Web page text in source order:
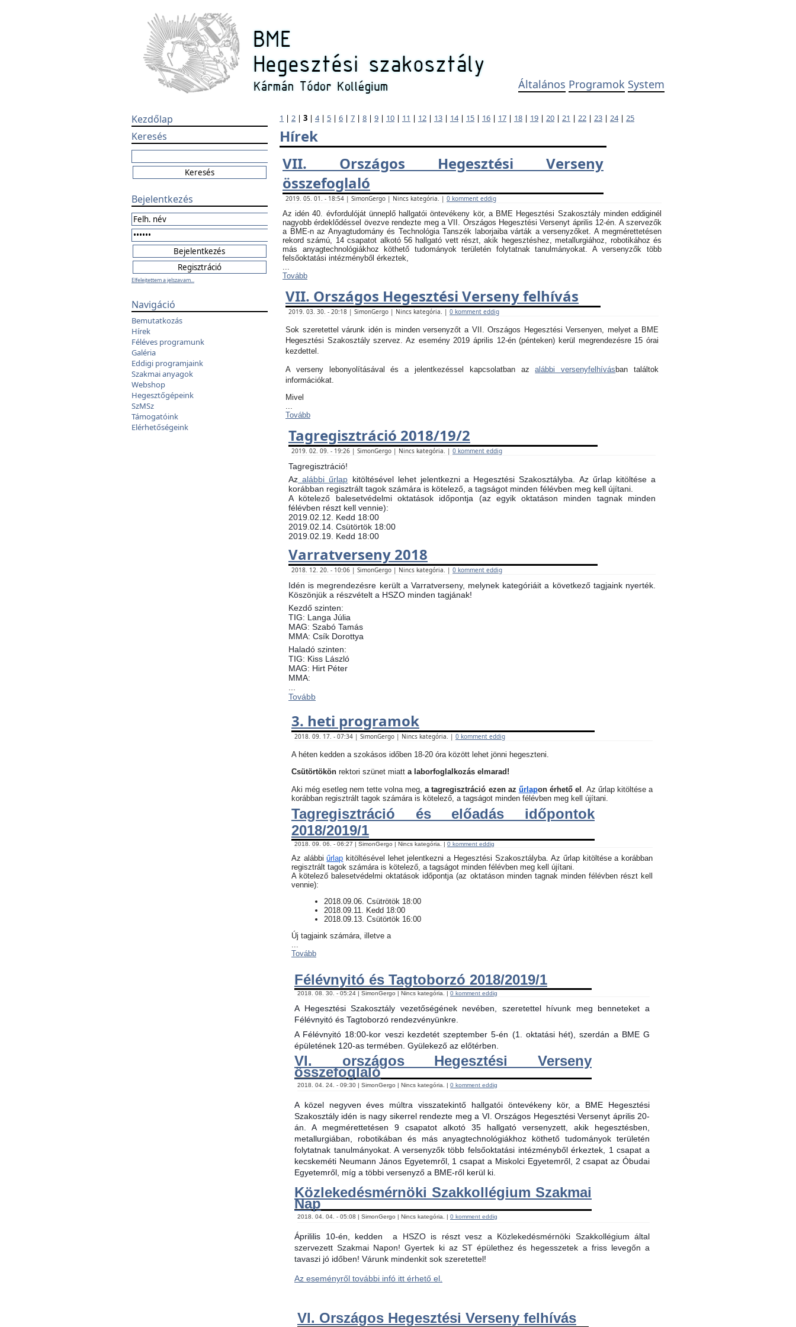
Általános Programok System
Kezdőlap
Keresés
Bejelentkezés
Elfelejtettem a jelszavam...
Navigáció
Bemutatkozás
Hírek
Féléves programunk
Galéria
Eddigi programjaink
Szakmai anyagok
Webshop
Hegesztőgépeink
SzMSz
Támogatóink
Elérhetőségeink
1 | 2 | 3 | 4| 5 | 6 | 7 | 8 | 9 | 10 | 11 | 12 | 13 | 14| 15 | 16 | 17 | 18 | 19 | 20 | 21 | 22 | 23 | 24| 25
Hírek
VII. Országos Hegesztési Verseny
összefoglaló
2019. 05. 01. - 18:54 | SimonGergo | Nincs kategória. | 0 komment eddig
Az idén 40. évfordulóját ünneplő hallgatói öntevékeny kör, a BME Hegesztési Szakosztály minden eddiginél
nagyobb érdeklődéssel övezve rendezte meg a VII. Országos Hegesztési Versenyt április 12-én. A szervezők
a BME-n az Anyagtudomány és Technológia Tanszék laborjaiba várták a versenyzőket. A megmérettetésen
rekord számú, 14 csapatot alkotó 56 hallgató vett részt, akik hegesztéshez, metallurgiához, robotikához és
más anyagtechnológiákhoz köthető tudományok területén folytatnak tanulmányokat. A versenyzők több
felsőoktatási intézményből érkeztek,
...
Tovább
VII. Országos Hegesztési Verseny felhívás
2019. 03. 30. - 20:18 | SimonGergo | Nincs kategória. | 0 komment eddig
Sok szeretettel várunk idén is minden versenyzőt a VII. Országos Hegesztési Versenyen, melyet a BME
Hegesztési Szakosztály szervez. Az esemény 2019 április 12-én (pénteken) kerül megrendezésre 15 órai
kezdettel.
A verseny lebonyolításával és a jelentkezéssel kapcsolatban azalábbi versenyfelhívás ban találtok
információkat.
Mivel
...
Tovább
Tagregisztráció 2018/19/2
2019. 02. 09. - 19:26 | SimonGergo | Nincs kategória. | 0 komment eddig
Tagregisztráció!
Az alábbi űrlap kitöltésével lehet jelentkezni a Hegesztési Szakosztályba. Az űrlap kitöltése a
korábban regisztrált tagok számára is kötelező, a tagságot minden félévben meg kell újítani.
​A kötelező balesetvédelmi oktatások időpontja (az egyik oktatáson minden tagnak minden
félévben részt kell vennie):
​2019.02.12. Kedd 18:00
2019.02.14. Csütörtök 18:00
2019.02.19. Kedd 18:00
Varratverseny 2018
2018. 12. 20. - 10:06 | SimonGergo | Nincs kategória. | 0 komment eddig
Idén is megrendezésre került a Varratverseny, melynek kategóriáit a következő tagjaink nyerték.
Köszönjük a részvételt a HSZO minden tagjának!
Kezdő szinten:
TIG: Langa Júlia
MAG: Szabó Tamás
MMA: Csík Dorottya
Haladó szinten:
TIG: Kiss László
MAG: Hirt Péter
MMA:
Tovább
3. heti programok
2018. 09. 17. - 07:34 | SimonGergo | Nincs kategória. | 0 komment eddig
A héten kedden a szokásos időben 18-20 óra között lehet jönni hegeszteni.
Csütörtökön rektori szünet miatt a laborfoglalkozás elmarad!
Aki még esetleg nem tette volna meg, a tagregisztráció ezen az űrlapon érhető el . Az űrlap kitöltése a
korábban regisztrált tagok számára is kötelező, a tagságot minden félévben meg kell újítani.
Tagregisztráció és előadás időpontok
2018/2019/1
2018. 09. 06. - 06:27 | SimonGergo | Nincs kategória. | 0 komment eddig
Az alábbiűrlap kitöltésével lehet jelentkezni a Hegesztési Szakosztályba. Az űrlap kitöltése a korábban
regisztrált tagok számára is kötelező, a tagságot minden félévben meg kell újítani.
​A kötelező balesetvédelmi oktatások időpontja (az oktatáson minden tagnak minden félévben részt kell
vennie):
​2018.09.06. Csütrötök 18:00
2018.09.11. Kedd 18:00
2018.09.13. Csütörtök 16:00
Új tagjaink számára, illetve a
...
Tovább
Félévnyitó és Tagtoborzó 2018/2019/1
2018. 08. 30. - 05:24 | SimonGergo | Nincs kategória. | 0 komment eddig
A Hegesztési Szakosztály vezetőségének nevében, szeretettel hívunk meg benneteket a
Félévnyitó és Tagtoborzó rendezvényünkre.
A Félévnyitó 18:00-kor veszi kezdetét szeptember 5-én (1. oktatási hét), szerdán a BME G
épületének 120-as termében. Gyülekező az előtérben.
VI. országos Hegesztési Verseny
összefoglaló
2018. 04. 24. - 09:30 | SimonGergo | Nincs kategória. | 0 komment eddig
A közel negyven éves múltra visszatekintő hallgatói öntevékeny kör, a BME Hegesztési
Szakosztály idén is nagy sikerrel rendezte meg a VI. Országos Hegesztési Versenyt április 20-
án. A megmérettetésen 9 csapatot alkotó 35 hallgató versenyzett, akik hegesztésben,
metallurgiában, robotikában és más anyagtechnológiákhoz köthető tudományok területén
folytatnak tanulmányokat. A versenyzők több felsőoktatási intézményből érkeztek, 1 csapat a
kecskeméti Neumann János Egyetemről, 1 csapat a Miskolci Egyetemről, 2 csapat az Óbudai
Egyetemről, míg a többi versenyző a BME-ről kerül ki.
Közlekedésmérnöki Szakkollégium Szakmai
Nap
2018. 04. 04. - 05:08 | SimonGergo | Nincs kategória. | 0 komment eddig
Áprililis 10-én, kedden
a HSZO is részt vesz a Közlekedésmérnöki Szakkollégium által
szervezett Szakmai Napon! Gyertek ki az ST épülethez és hegesszetek a friss levegőn a
tavaszi jó időben! Várunk mindenkit sok szeretettel!
Az eseményről további infó itt érhető el.
VI. Országos Hegesztési Verseny felhívás